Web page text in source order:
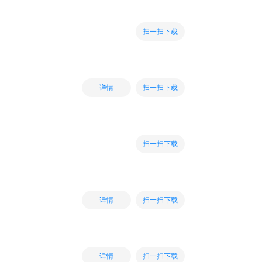
扫一扫下载
详情 扫一扫下载
扫一扫下载
详情 扫一扫下载
详情 扫一扫下载